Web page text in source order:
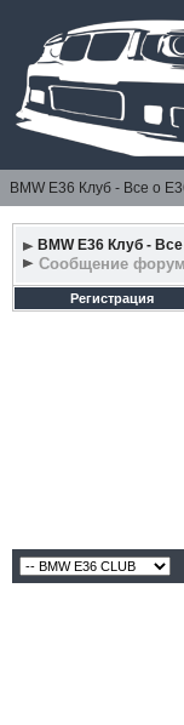
BMW E36 Клуб - Все о
BMW E36 Клуб -
Сообщение
Регистрация